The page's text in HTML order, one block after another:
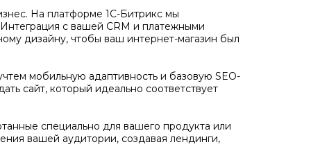
На платформе 1С-Битрикс мы
с вашей CRM и платежными
дизайну, чтобы ваш интернет-магазин был
мобильную адаптивность и базовую SEO-
сайт, который идеально соответствует
специально для вашего продукта или
вашей аудитории, создавая лендинги,